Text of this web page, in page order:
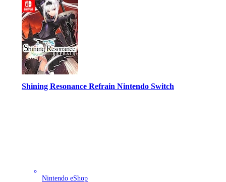
Shining Resonance Refrain Nintendo Switch
Nintendo eShop